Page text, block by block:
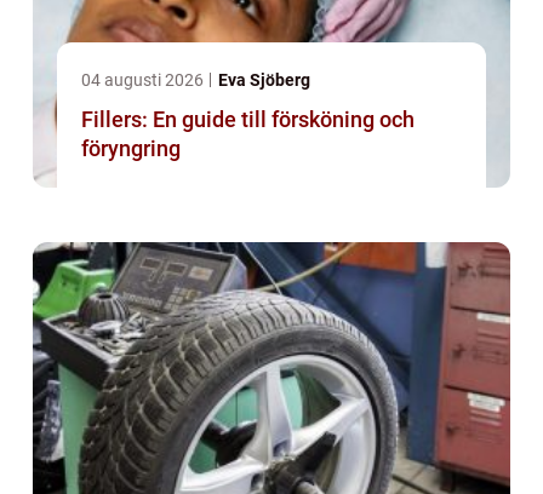
04 augusti 2026 Eva Sjöberg
Fillers: En guide till försköning och
föryngring